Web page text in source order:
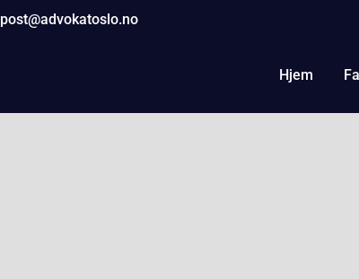
post@advokatoslo.no
Hjem